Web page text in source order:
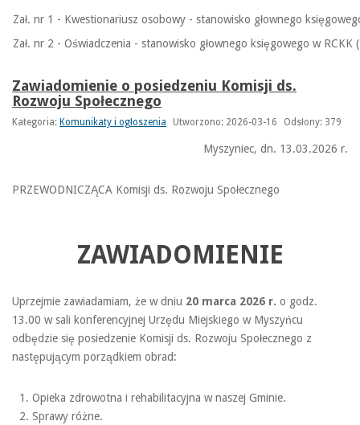
Zał. nr 1 - Kwestionariusz osobowy - stanowisko głownego
Zał. nr 2 - Oświadczenia - stanowisko głownego księgowego w RCKK
Zawiadomienie o posiedzeniu Komisji ds.
Rozwoju Społecznego
Kategoria: Komunikaty i ogłoszenia Utworzono: 2026-03-16 Odsłony: 379
Myszyniec, dn. 13.03.2026 r.
PRZEWODNICZĄCA Komisji ds. Rozwoju Społecznego
ZAWIADOMIENIE
Uprzejmie zawiadamiam, że w dniu 20 marca 2026 r. o godz.
13.00 w sali konferencyjnej Urzędu Miejskiego w Myszyńcu
odbędzie się posiedzenie Komisji ds. Rozwoju Społecznego z
następującym porządkiem obrad:
Opieka zdrowotna i rehabilitacyjna w naszej Gminie.
Sprawy różne.